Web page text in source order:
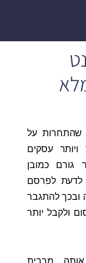
שהתחרות על
עסקים
גורם כמובן
לדעת לפרסם
ובכך להתגבר
ולקבל יותר